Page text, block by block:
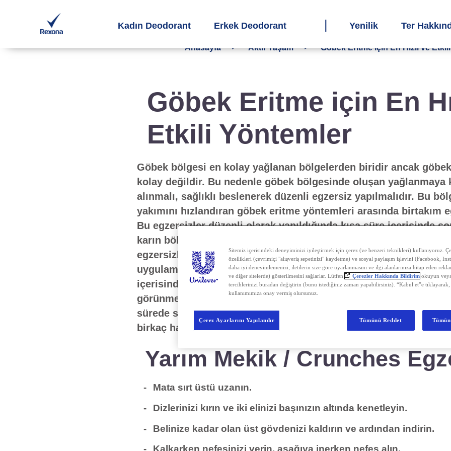
Kadın Deodorant Erkek Deodorant Yenilik Ter
Anasayfa Aktif Yaşam Göbek Eritme için En Hızlı ve
Göbek Eritme için En
Etkili Yöntemler
Göbek bölgesi en kolay yağlanan bölgelerden biridir ancak
kolay değildir. Bu nedenle göbek bölgesinde oluşan yağlanmaya
alınmalı, sağlıklı beslenerek düzenli egzersiz yapılmalıdır. Bu
yakımını hızlandıran göbek eritme yöntemleri arasında birtakım
Bu egzersizler düzenli olarak yapıldığında kısa süre içerisinde
karın bölgesinde gözle görülür derecede fark yaratır. Göbek
egzersizler yapmak yerine bölgesel olarak yağ yakımı yapan
uygulamalısınız. Bu göbek eritme hareketleri sayesinde
içerisinde ulaşabilir, bel çevresi ve karında biriken yağları
görünmek ve birkaç beden incelmek için kullanabileceğiniz bu
sürede sonuca ulaştırabilir. İşte, göbek bölgesinde biriken
birkaç hafta içerisinde forma girmenizi kolaylaştıracak göbek
Yarım Mekik / Crunches
Mata sırt üstü uzanın.
Dizlerinizi kırın ve iki elinizi başınızın altında kenetleyin.
Belinize kadar olan üst gövdenizi kaldırın ve ardından indirin.
Sitemiz içerisindeki deneyiminizi iyileştirmek için çerez (ve benzeri teknikleri) kullanıyoruz.
özellikleri (çevrimiçi "alışveriş sepetinizi" kaydetme) ve sosyal paylaşım işlevini (Facebook,
daha iyi deneyimlemenizi, iletilerin size göre uyarlanmasını ve ilgi alanlarınıza hitap eden
ve diğer sitelerde) gösterilmesini sağlarlar. Lütfen
Çerezler Hakkında Bildirim okuyun
tercihlerinizi buradan değiştirin (bunu istediğiniz zaman yapabilirsiniz). “Kabul et”e tıklayarak,
kullanımımıza onay vermiş olursunuz.
Çerez Ayarlarını Yapılandır Tümünü Reddet